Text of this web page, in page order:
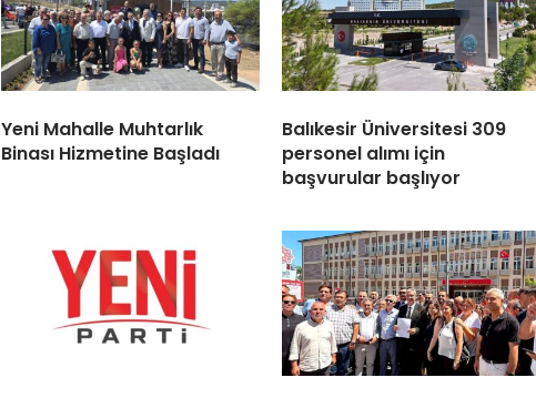
Yeni Mahalle Muhtarlık
Binası Hizmetine Başladı
Balıkesir Üniversitesi 309
personel alımı için
başvurular başlıyor